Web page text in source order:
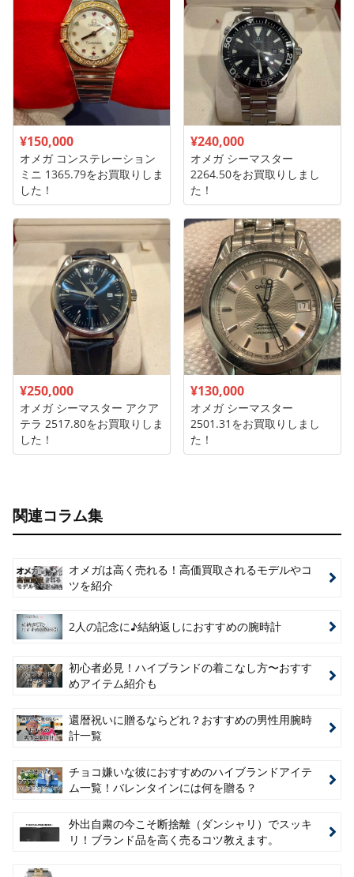
¥150,000
オメガ コンステレーション
ミニ 1365.79をお買取りしま
した！
¥240,000
オメガ シーマスター
2264.50をお買取りしまし
た！
¥250,000
オメガ シーマスター アクア
テラ 2517.80をお買取りしま
した！
¥130,000
オメガ シーマスター
2501.31をお買取りしまし
た！
関連コラム集
オメガは高く売れる！高価買取されるモデルやコ
ツを紹介
2人の記念に♪結納返しにおすすめの腕時計
初心者必見！ハイブランドの着こなし方〜おすす
めアイテム紹介も
還暦祝いに贈るならどれ？おすすめの男性用腕時
計一覧
チョコ嫌いな彼におすすめのハイブランドアイテ
ム一覧！バレンタインには何を贈る？
外出自粛の今こそ断捨離（ダンシャリ）でスッキ
リ！ブランド品を高く売るコツ教えます。